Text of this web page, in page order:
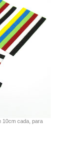
10cm cada, para